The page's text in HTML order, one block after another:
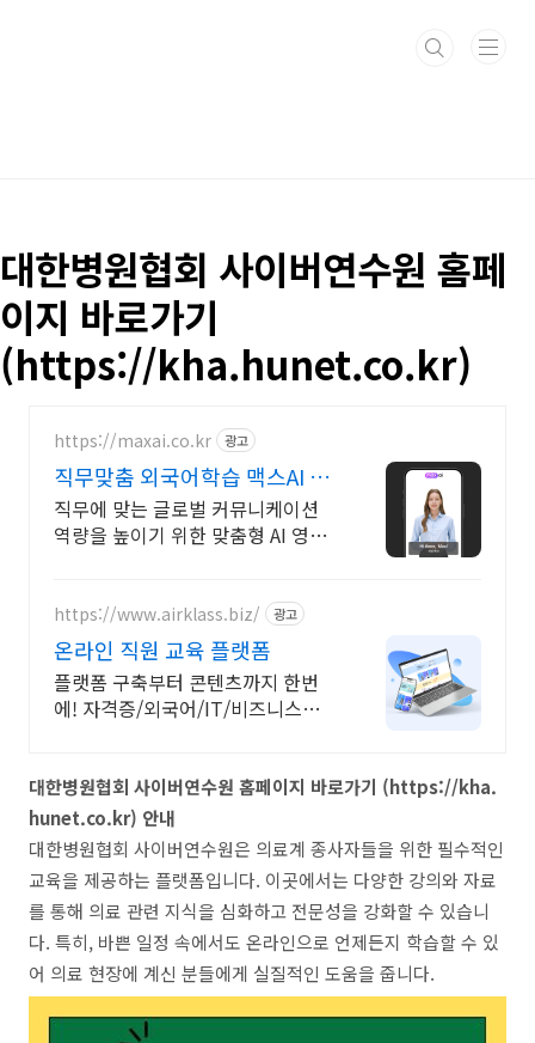
대한병원협회 사이버연수원 홈페
이지 바로가기
(https://kha.hunet.co.kr)
https://maxai.co.kr 광고
직무맞춤 외국어학습 맥스AI 영
어공부도 AI로 하는 시대
직무에 맞는 글로벌 커뮤니케이션
역량을 높이기 위한 맞춤형 AI 영어
https://www.airklass.biz/ 광고
온라인 직원 교육 플랫폼
플랫폼 구축부터 콘텐츠까지 한번
에! 자격증/외국어/IT/비즈니스
대한병원협회 사이버연수원 홈페이지 바로가기 (https://kha.
hunet.co.kr) 안내
대한병원협회 사이버연수원은 의료계 종사자들을 위한 필수적인
교육을 제공하는 플랫폼입니다. 이곳에서는 다양한 강의와 자료
를 통해 의료 관련 지식을 심화하고 전문성을 강화할 수 있습니
다. 특히, 바쁜 일정 속에서도 온라인으로 언제든지 학습할 수 있
어 의료 현장에 계신 분들에게 실질적인 도움을 줍니다.